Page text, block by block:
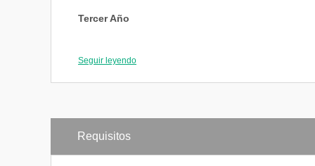
Guiar a las organizaciones educativas sobre las
Organización del Área de Ciencias Naturales en las
humanos necesarios y contribuyendo a su selección
Tercer Año
Electricidad y Magnetismo
Óptica y sonido.
Instrumentación y Mediciones electrónicas.
Seguir leyendo
Requisitos